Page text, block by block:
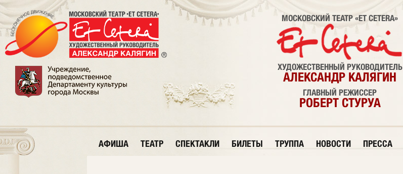
МОСКОВСКИЙ ТЕАТР «ET CETERA»
ХУДОЖЕСТВЕННЫЙ РУКОВОДИТЕЛЬ
АЛЕКСАНДР КАЛЯГИН
ГЛАВНЫЙ РЕЖИССЕР
РОБЕРТ СТУРУА
АФИША ТЕАТР СПЕКТАКЛИ БИЛЕТЫ ТРУППА НОВОСТИ ПРЕССА